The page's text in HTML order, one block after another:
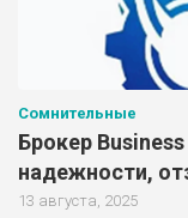
Сомнительные
Брокер
надежности,
13 августа, 2025